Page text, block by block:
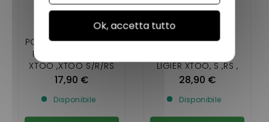
POIGNÉE INTÉRIEUR DE
PORTE NOIR LIGIER
XTOO ,XTOO S/R/RS
,IXO/JS50, JS50
MGO3 , CARGO,DUÉ
17,90 €
Disponibile
TRAVERSE AVANT
SUPPORT MOTEUR
LIGIER XTOO, S ,RS ,
RS IXO , JS 50
CARGO (MOTEUR
PROGRESS)
28,90 €
Disponibile
Ok, accetta tutto